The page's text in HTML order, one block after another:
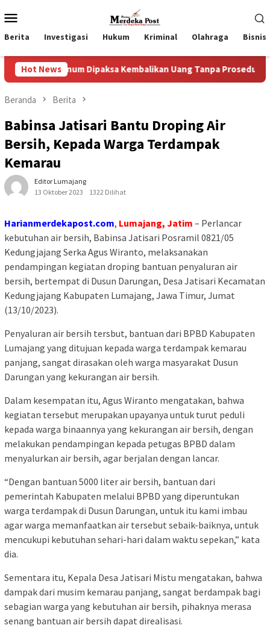
ke
kontenMobile
Berita Investigasi Hukum Kriminal Olahraga Bisnis
Hot News
Dipaksa Kembalikan Uang Tanpa Prosedur Resmi
Beranda Berita
Babinsa Jatisari Bantu Droping Air
Bersih, Kepada Warga Terdampak
Kemarau
Editor Lumajang
13 Oktober 2023
1322 Dilihat
Harianmerdekapost.com, Lumajang, Jatim – Perlancar
kebutuhan air bersih, Babinsa Jatisari Posramil 0821/05
Kedungjajang Serka Agus Wiranto, melaksanakan
pendampingan kegiatan droping bantuan penyaluran air
bersih, bertempat di Dusun Darungan, Desa Jatisari Kecamatan
Kedungjajang Kabupaten Lumajang, Jawa Timur, Jumat
(13/10/2023).
Penyaluran air bersih tersbut, bantuan dari BPBD Kabupaten
Lumajang yang ditujuan kepada warga terdampak kemarau
panjang, sangat dirasakan oleh warga masyarakat Dusun
Darungan yang kekurangan air bersih.
Dalam kesempatan itu, Agus Wiranto mengatakan, bahwa
kegiatan tersebut merupakan upayanya untuk turut peduli
kepada warga binaannya yang kekurangan air bersih, dengan
melakukan pendampingan kepada petugas BPBD dalam
menyalurkan air bersih, agar berjalan dengan lancar.
“Dengan bantuan 5000 liter air bersih, bantuan dari
pemerintah Kabupaten melalui BPBD yang diperuntukan
warga terdampak di Dusun Darungan, untuk itu kami imbau
agar warga memanfaatkan air tersebut sebaik-baiknya, untuk
mencukupi kebutuhan sehari-hari dalam waktu sepekan,” kata
dia.
Sementara itu, Kepala Desa Jatisari Mistu mengatakan, bahwa
dampak dari musim kemarau panjang, sangat berdampak bagi
sebagian warga yang kebutuhan air bersih, pihaknya merasa
senang bantuan air bersih dapat direalisasi.